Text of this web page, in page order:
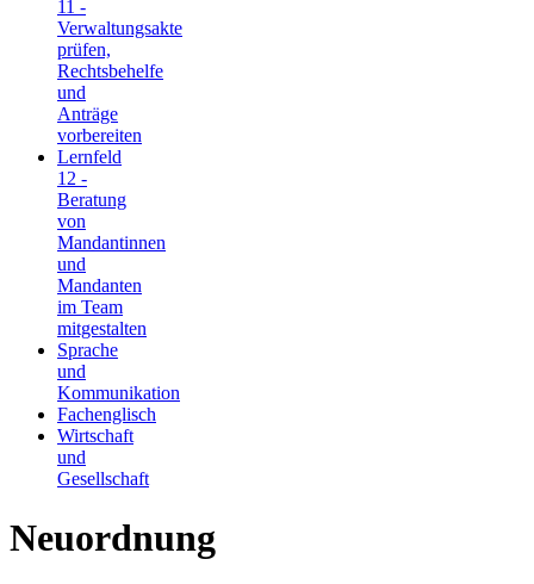
11 -
Verwaltungsakte
prüfen,
Rechtsbehelfe
und
Anträge
vorbereiten
Lernfeld
12 -
Beratung
von
Mandantinnen
und
Mandanten
im Team
mitgestalten
Sprache
und
Kommunikation
Fachenglisch
Wirtschaft
und
Gesellschaft
Neuordnung